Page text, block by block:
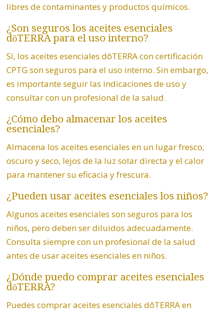
libres de contaminantes y productos químicos.
¿Son seguros los aceites esenciales
dōTERRA para el uso interno?
Sí, los aceites esenciales dōTERRA con certificación
CPTG son seguros para el uso interno. Sin embargo,
es importante seguir las indicaciones de uso y
consultar con un profesional de la salud.
¿Cómo debo almacenar los aceites
esenciales?
Almacena los aceites esenciales en un lugar fresco,
oscuro y seco, lejos de la luz solar directa y el calor
para mantener su eficacia y frescura.
¿Pueden usar aceites esenciales los niños?
Algunos aceites esenciales son seguros para los
niños, pero deben ser diluidos adecuadamente.
Consulta siempre con un profesional de la salud
antes de usar aceites esenciales en niños.
¿Dónde puedo comprar aceites esenciales
dōTERRA?
Puedes comprar aceites esenciales dōTERRA en